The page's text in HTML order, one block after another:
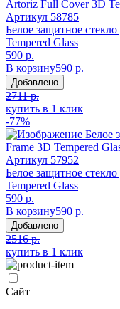
Артикул 58785
Белое защитное
Tempered Glass
590 р.
В корзину590 р.
Добавлено
2711 р.
купить в 1 клик
-77%
Артикул 57952
Белое защитное
Tempered Glass
590 р.
В корзину590 р.
Добавлено
2516 р.
купить в 1 клик
Сайт